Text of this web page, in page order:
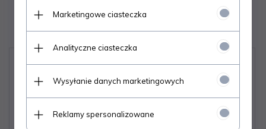
Polecamy
Marketingowe ciasteczka
Analityczne ciasteczka
Wysyłanie danych marketingowych
Reklamy spersonalizowane